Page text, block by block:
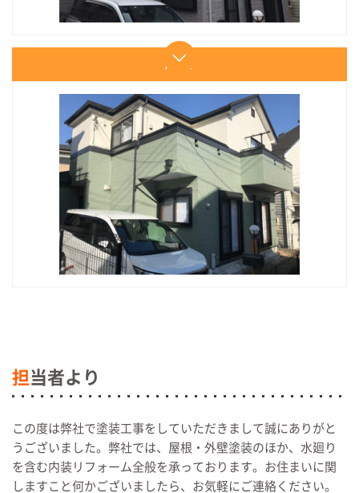
担当者より
この度は弊社で塗装工事をしていただきまして誠にありがと
うございました。弊社では、屋根・外壁塗装のほか、水廻り
を含む内装リフォーム全般を承っております。お住まいに関
しますこと何かございましたら、お気軽にご連絡ください。